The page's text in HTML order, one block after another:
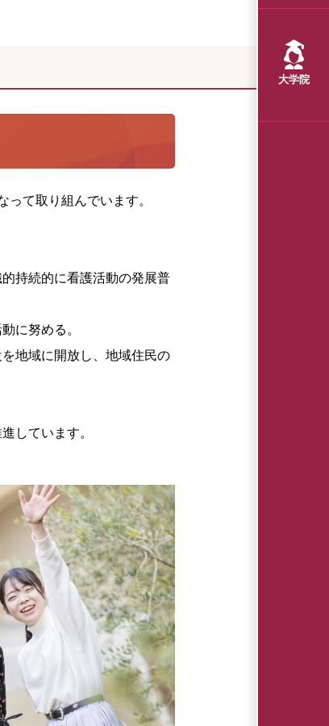
大学院
て取り組んでいます。
持続的に看護活動の発展普
に努める。
地域に開放し、地域住民の
しています。